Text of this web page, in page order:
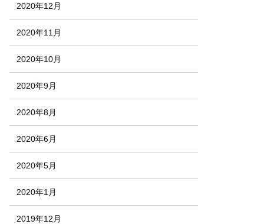
2020年12月
2020年11月
2020年10月
2020年9月
2020年8月
2020年6月
2020年5月
2020年1月
2019年12月